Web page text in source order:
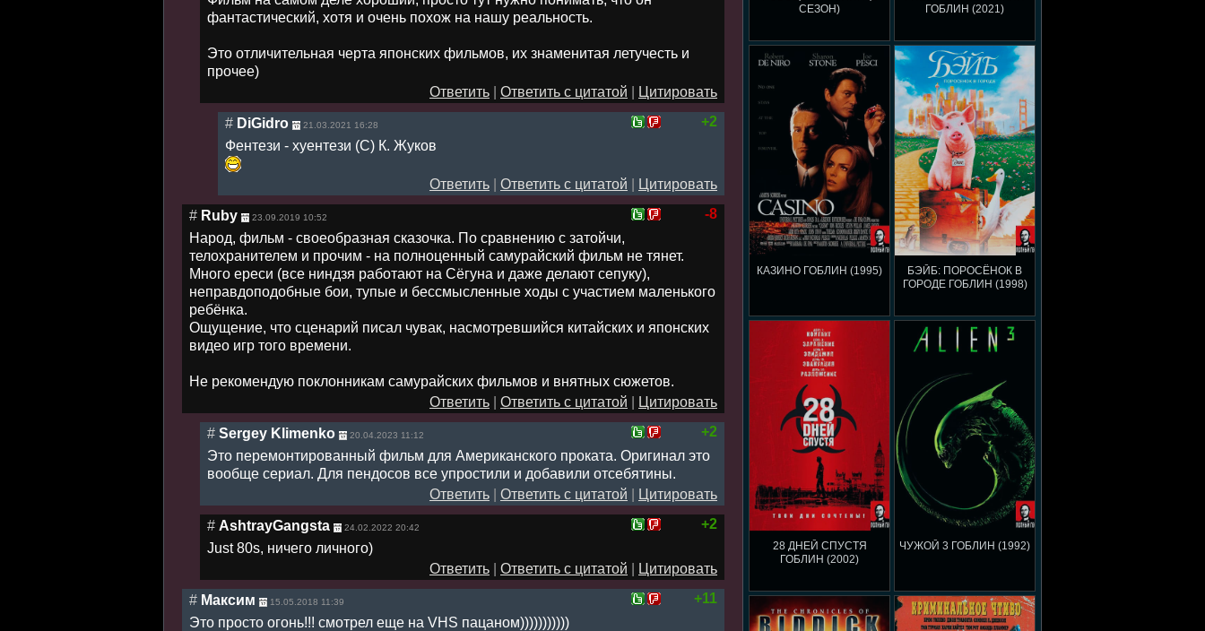
СЕЗОН)
ГОБЛИН (2021)
КАЗИНО ГОБЛИН (1995)
БЭЙБ: ПОРОСЁНОК В
ГОРОДЕ ГОБЛИН (1998)
28 ДНЕЙ СПУСТЯ
ГОБЛИН (2002)
ЧУЖОЙ 3 ГОБЛИН (1992)
фантастический, хотя и очень похож на нашу реальность.
Это отличительная черта японских фильмов, их знаменитая летучесть и
прочее)
Ответить
Ответить с цитатой
Цитировать
+2
# DiGidro 21.03.2021 16:28
Фентези - хуентези (С) К. Жуков
Ответить Ответить с цитатой
Цитировать
-8
# Ruby 23.09.2019 10:52
Народ, фильм - своеобразная сказочка. По сравнению с затойчи,
телохранителем и прочим - на полноценный самурайский фильм не тянет.
Много ереси (все ниндзя работают на Сёгуна и даже делают сепуку),
неправдоподобные бои, тупые и бессмысленные ходы с участием маленького
ребёнка.
Ощущение, что сценарий писал чувак, насмотревшийся китайских и японских
видео игр того времени.
Не рекомендую поклонникам самурайских фильмов и внятных сюжетов.
Ответить
Ответить с цитатой
Цитировать
+2
# Sergey Klimenko 20.04.2023 11:12
Это перемонтированный фильм для Американского проката. Оригинал это
вообще сериал. Для пендосов все упростили и добавили отсебятины.
Ответить
Ответить с цитатой
Цитировать
+2
# AshtrayGangsta 24.02.2022 20:42
Just 80s, ничего личного)
Ответить
Ответить с цитатой
Цитировать
+11
# Максим 15.05.2018 11:39
Это просто огонь!!! смотрел еще на VHS пацаном)))))))))))